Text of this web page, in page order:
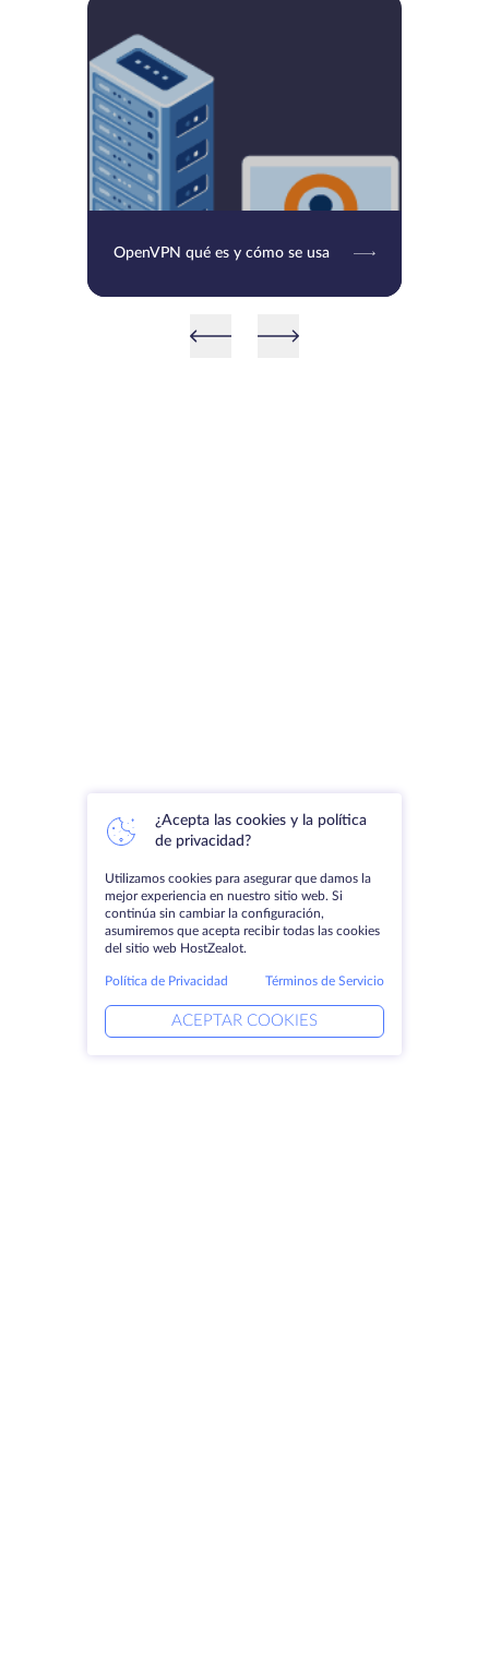
OpenVPN qué es y cómo se usa
¿Acepta las cookies y la política
de privacidad?
Utilizamos cookies para asegurar que damos la
mejor experiencia en nuestro sitio web. Si
continúa sin cambiar la configuración,
asumiremos que acepta recibir todas las cookies
del sitio web HostZealot.
Política de Privacidad Términos de Servicio
ACEPTAR COOKIES